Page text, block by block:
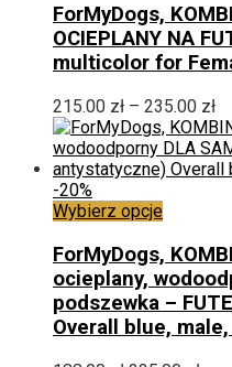
ma
wiele
Opcje
można
wybrać
na
stronie
produktu
ForMyDogs,
OCIEPLANY NA
multicolor for
215.00 zł – 235.00 zł
-20%
Wybierz opcjeTen
ma
wiele
Opcje
można
ForMyDogs,
ocieplany,
podszewka –
Overall blue,